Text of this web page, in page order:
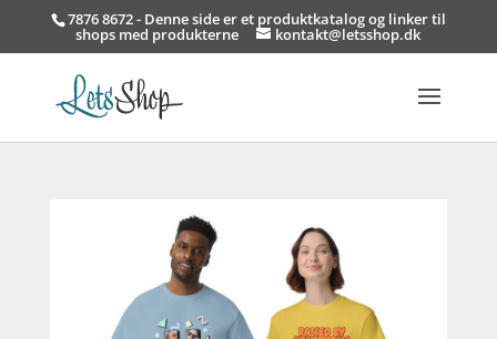
7876 8672 - Denne side er et produktkatalog og linker til
shops med produkterne kontakt@letsshop.dk